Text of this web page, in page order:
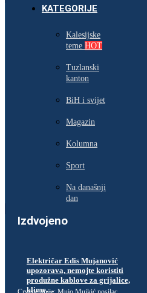
KATEGORIJE
Kalesijske
teme HOT
Tuzlanski
kanton
BiH i svijet
Magazin
Kolumna
Sport
Na današnji
dan
Izdvojeno
Električar Edis Mujanović
upozorava, nemojte koristiti
produžne kablove za grijalice,
klime…